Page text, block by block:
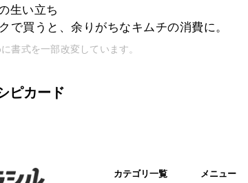
生い立ち
で買うと、余りがちなキムチの消費に。
書式を一部改変しています。
ピカード
カテゴリ一覧 メニュー